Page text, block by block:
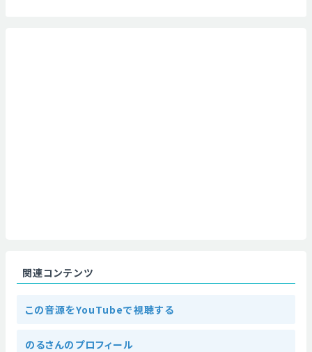
関連コンテンツ
この音源をYouTubeで視聴する
のるさんのプロフィール